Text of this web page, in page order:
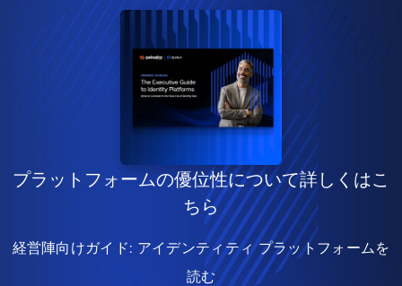
プラットフォームの優位性について詳しくはこ
ちら
経営陣向けガイド: アイデンティティ プラットフォームを
読む